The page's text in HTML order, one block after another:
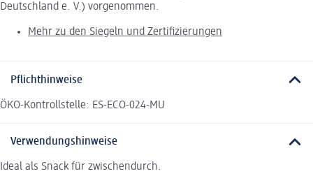
Deutschland e. V.) vorgenommen.
Mehr zu den Siegeln und Zertifizierungen
Pflichthinweise
ÖKO-Kontrollstelle: ES-ECO-024-MU
Verwendungshinweise
Ideal als Snack für zwischendurch.